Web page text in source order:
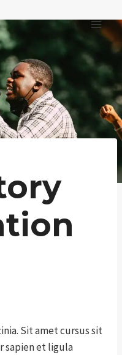
Sit amet cursus sit
sapien et ligula